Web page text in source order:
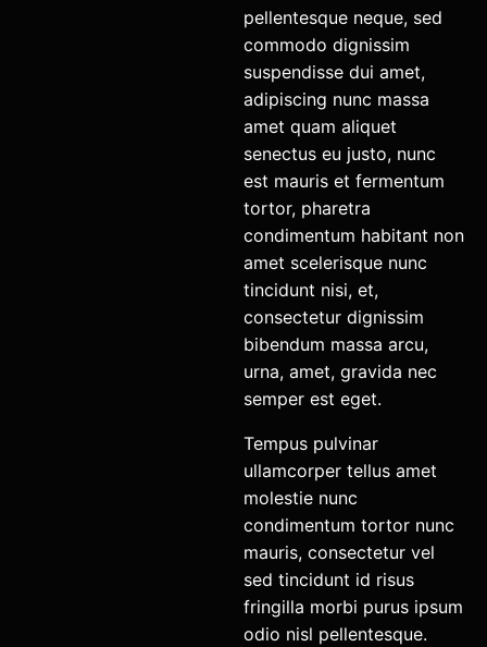
pellentesque neque, sed
commodo dignissim
suspendisse dui amet,
adipiscing nunc massa
amet quam aliquet
senectus eu justo, nunc
est mauris et fermentum
tortor, pharetra
condimentum habitant non
amet scelerisque nunc
tincidunt nisi, et,
consectetur dignissim
bibendum massa arcu,
urna, amet, gravida nec
semper est eget.
Tempus pulvinar
ullamcorper tellus amet
molestie nunc
condimentum tortor nunc
mauris, consectetur vel
sed tincidunt id risus
fringilla morbi purus ipsum
odio nisl pellentesque.